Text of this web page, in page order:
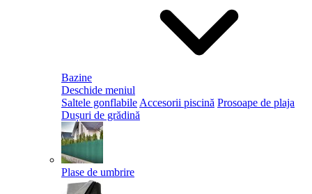
Bazine
Deschide meniul
Saltele gonflabile Accesorii piscină Prosoape de plaja
Dușuri de grădină
Plase de umbrire